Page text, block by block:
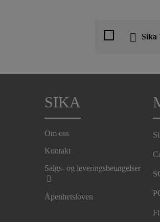
Sika
SIKA
Om oss
Kontakt
Salgs- og leveringsbetingelser
Åpenhetsloven